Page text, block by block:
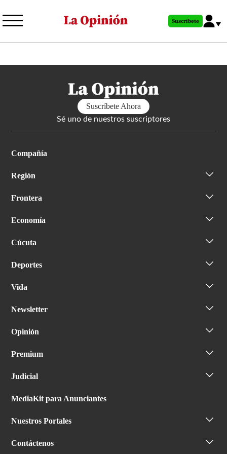
al
principal
Suscríbete
Suscríbete Ahora
Sé uno de nuestros suscriptores
Compañía
Región
Frontera
Economía
Cúcuta
Deportes
Vida
Newsletter
Opinión
Premium
Judicial
MediaKit para Anunciantes
Nuestros Portales
Contáctenos